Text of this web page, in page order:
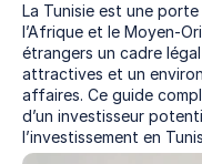
La Tunisie est une porte
l’Afrique et le Moyen-
étrangers un cadre
attractives et un
affaires. Ce guide
d’un investisseur
l’investissement en